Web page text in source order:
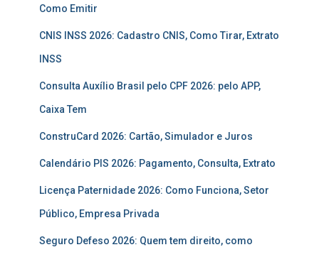
Como Emitir
CNIS INSS 2026: Cadastro CNIS, Como Tirar, Extrato
INSS
Consulta Auxílio Brasil pelo CPF 2026: pelo APP,
Caixa Tem
ConstruCard 2026: Cartão, Simulador e Juros
Calendário PIS 2026: Pagamento, Consulta, Extrato
Licença Paternidade 2026: Como Funciona, Setor
Público, Empresa Privada
Seguro Defeso 2026: Quem tem direito, como